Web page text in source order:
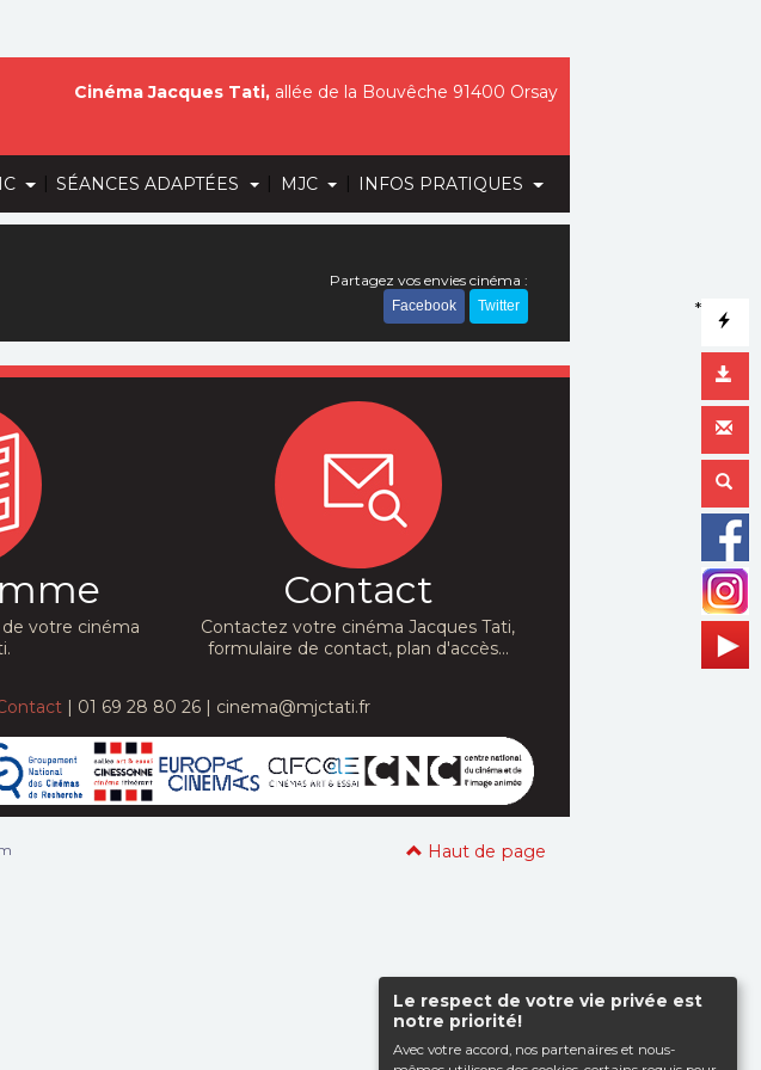
Le respect de votre vie privée est
notre priorité!
Avec votre accord, nos partenaires et nous-
| SÉANCES ADAPTÉES | MJC | INFOS PRATIQUES
*
Cinéma Jacques Tati, allée de la Bouvêche 91400 Orsay
Partagez vos envies cinéma :
Facebook Twitter
votre cinéma
Contact
Contactez votre cinéma Jacques Tati,
formulaire de contact, plan d'accès...
| 01 69 28 80 26 | cinema@mjctati.fr
Haut de page